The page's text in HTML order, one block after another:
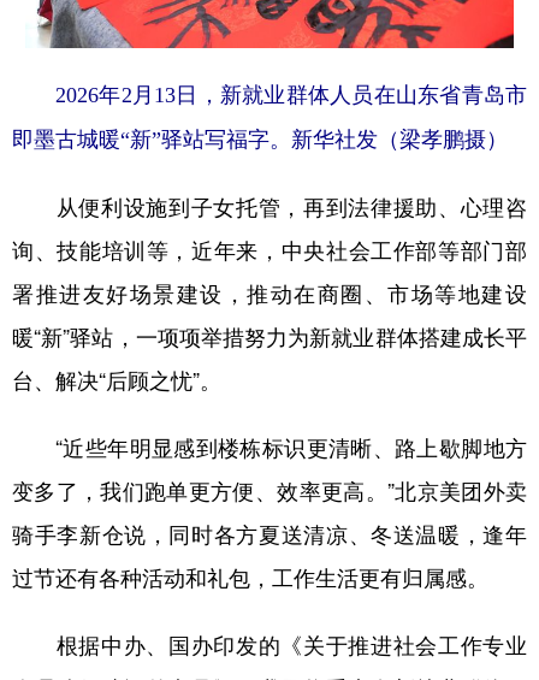
2026年2月13日，新就业群体人员在山东省青岛市
即墨古城暖“新”驿站写福字。新华社发（梁孝鹏摄）
从便利设施到子女托管，再到法律援助、心理咨
询、技能培训等，近年来，中央社会工作部等部门部
署推进友好场景建设，推动在商圈、市场等地建设
暖“新”驿站，一项项举措努力为新就业群体搭建成长平
台、解决“后顾之忧”。
“近些年明显感到楼栋标识更清晰、路上歇脚地方
变多了，我们跑单更方便、效率更高。”北京美团外卖
骑手李新仓说，同时各方夏送清凉、冬送温暖，逢年
过节还有各种活动和礼包，工作生活更有归属感。
根据中办、国办印发的《关于推进社会工作专业